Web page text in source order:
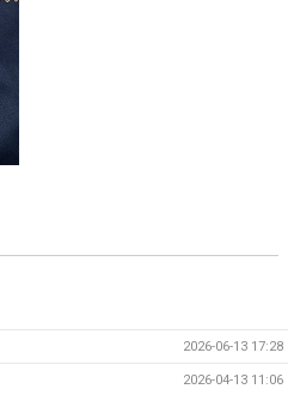
2026-06-13 17:28
2026-04-13 11:06